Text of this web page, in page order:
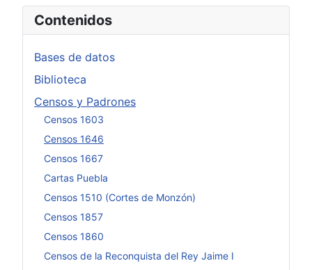
Contenidos
Bases de datos
Biblioteca
Censos y Padrones
Censos 1603
Censos 1646
Censos 1667
Cartas Puebla
Censos 1510 (Cortes de Monzón)
Censos 1857
Censos 1860
Censos de la Reconquista del Rey Jaime I